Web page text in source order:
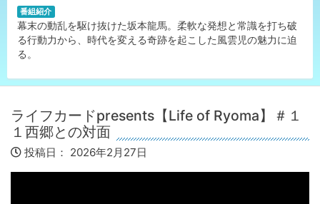
番組紹介
幕末の動乱を駆け抜けた坂本龍馬。柔軟な発想と常識を打ち破
る行動力から、時代を変える奇跡を起こした風雲児の魅力に迫
る。
ライフカードpresents【Life of Ryoma】＃１
１西郷との対面
投稿日： 2026年2月27日